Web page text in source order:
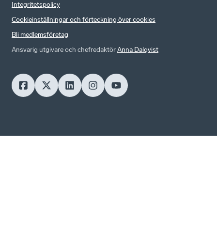
Integritetspolicy
Cookieinställningar och förteckning över cookies
Bli medlemsföretag
Ansvarig utgivare och chefredaktörAnna Dalqvist